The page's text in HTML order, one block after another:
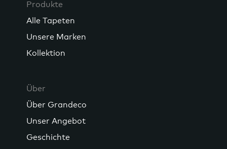
Produkte
Alle Tapeten
Unsere Marken
Kollektion
Über
Über Grandeco
Unser Angebot
Geschichte